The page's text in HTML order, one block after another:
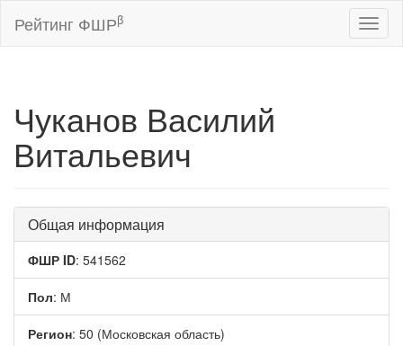
Рейтинг ФШРβ
Чуканов Василий
Витальевич
Общая информация
ФШР ID: 541562
Пол: М
Регион: 50 (Московская область)